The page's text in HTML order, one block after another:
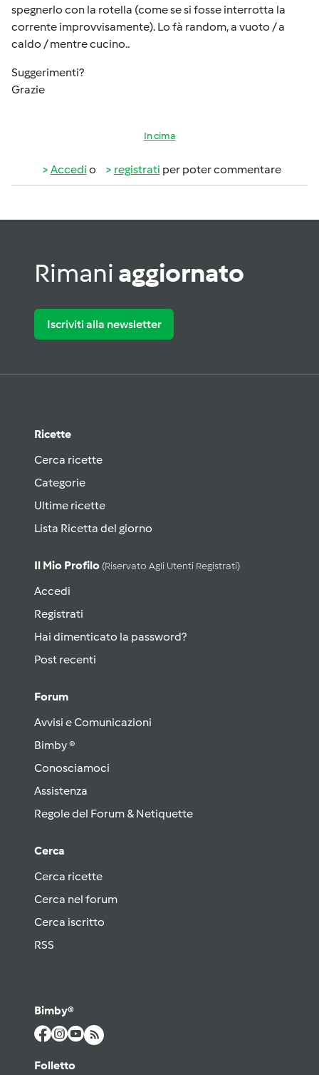
spegnerlo con la rotella (come se si fosse interrotta la
corrente improvvisamente). Lo fà random, a vuoto / a
caldo / mentre cucino..
Suggerimenti?
Grazie
In cima
Accedi o registrati per poter commentare
Rimani aggiornato
Iscriviti alla newsletter
Ricette
Cerca ricette
Categorie
Ultime ricette
Lista Ricetta del giorno
Il Mio Profilo (riservato Agli Utenti Registrati)
Accedi
Registrati
Hai dimenticato la password?
Post recenti
Forum
Avvisi e Comunicazioni
Bimby ®
Conosciamoci
Assistenza
Regole del Forum & Netiquette
Cerca
Cerca ricette
Cerca nel forum
Cerca iscritto
RSS
Bimby®
Folletto